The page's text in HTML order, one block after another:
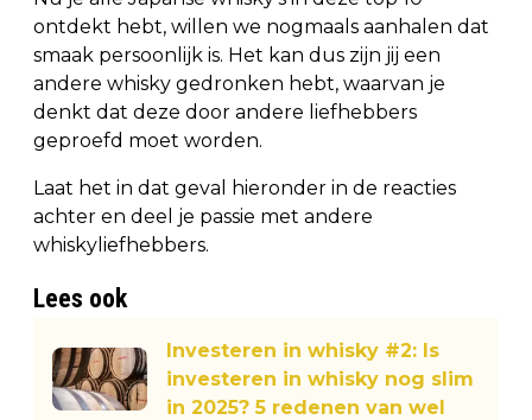
ontdekt hebt, willen we nogmaals aanhalen dat
smaak persoonlijk is. Het kan dus zijn jij een
andere whisky gedronken hebt, waarvan je
denkt dat deze door andere liefhebbers
geproefd moet worden.
Laat het in dat geval hieronder in de reacties
achter en deel je passie met andere
whiskyliefhebbers.
Lees ook
Investeren in whisky #2: Is
investeren in whisky nog slim
in 2025? 5 redenen van wel